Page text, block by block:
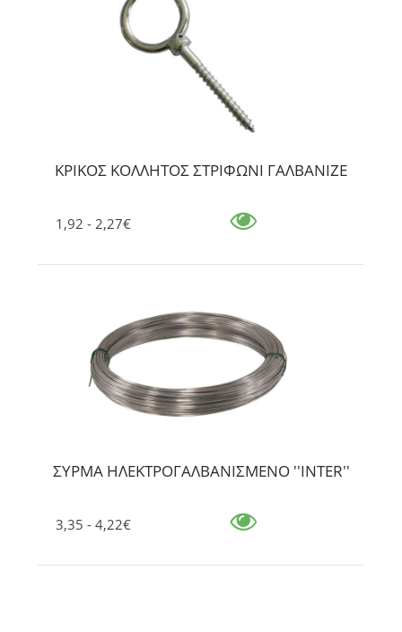
ΚΡΙΚΟΣ ΚΟΛΛΗΤΟΣ ΣΤΡΙΦΩΝΙ ΓΑΛΒΑΝΙΖΕ
1,92 - 2,27€
ΣΥΡΜΑ ΗΛΕΚΤΡΟΓΑΛΒΑΝΙΣΜΕΝΟ ''INTER''
3,35 - 4,22€